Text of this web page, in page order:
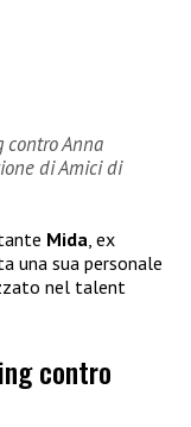
Anna
di Amici di
Mida, ex
una sua personale
nel talent
contro